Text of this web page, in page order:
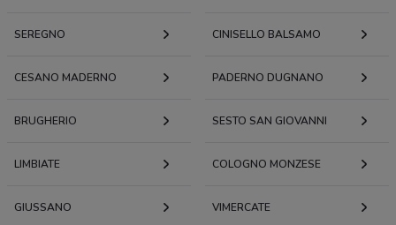
SEREGNO CINISELLO BALSAMO
CESANO MADERNO PADERNO DUGNANO
BRUGHERIO SESTO SAN GIOVANNI
LIMBIATE COLOGNO MONZESE
GIUSSANO VIMERCATE